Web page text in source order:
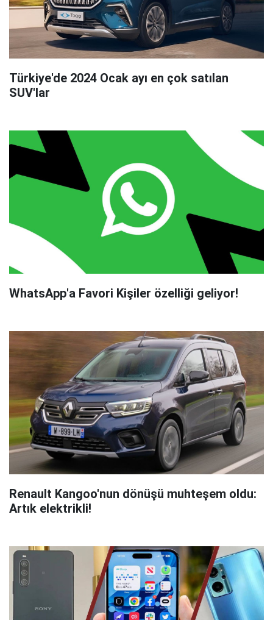
Türkiye'de 2024 Ocak ayı en çok satılan
SUV'lar
WhatsApp'a Favori Kişiler özelliği geliyor!
Renault Kangoo'nun dönüşü muhteşem oldu:
Artık elektrikli!